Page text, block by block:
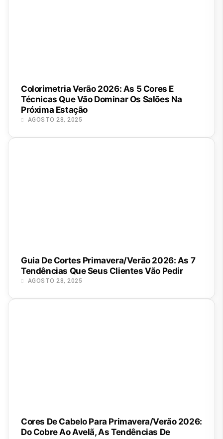
Colorimetria Verão 2026: As 5 Cores E
Técnicas Que Vão Dominar Os Salões Na
Próxima Estação
AGOSTO 28, 2025
Guia De Cortes Primavera/Verão 2026: As 7
Tendências Que Seus Clientes Vão Pedir
AGOSTO 28, 2025
Cores De Cabelo Para Primavera/Verão 2026:
Do Cobre Ao Avelã, As Tendências De